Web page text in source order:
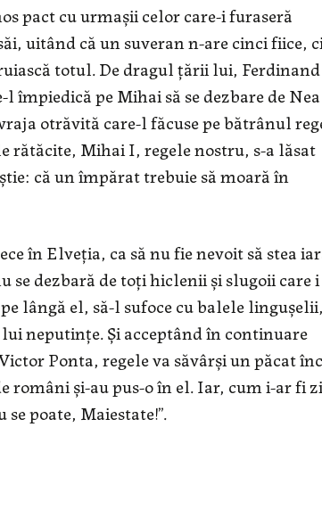
pact cu urmaşii celor care-i furaseră
uitând că un suveran n-are cinci fiice, ci
totul. De dragul ţării lui,
împiedică pe Mihai să se dezbare de Nea
otrăvită care-l făcuse pe bătrânul
rătăcite, Mihai I, regele nostru, s-a lăsat
că un împărat trebuie să moară în
în Elveţia, ca să nu fie nevoit să stea
se dezbară de toţi hiclenii şi slugoii care i
lângă el, să-l sufoce cu balele linguşelii,
neputinţe. Şi acceptând în continuare
Ponta, regele va săvârşi un păcat
români şi-au pus-o în el. Iar, cum i-ar fi
poate, Maiestate!”.